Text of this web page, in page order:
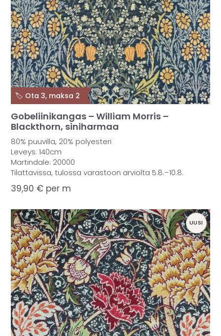
Gobeliinikangas – William Morris –
Blackthorn, siniharmaa
80% puuvilla, 20% polyesteri
Leveys: 140cm
Martindale: 20000
Tilattavissa, tulossa varastoon arviolta 5.8.–10.8.
39,90 € per m
🏷️ Ota 3, maksa 2
UUSI